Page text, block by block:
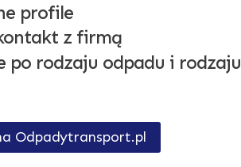
profile
z firmą
po rodzaju odpadu i
Odpadytransport.pl